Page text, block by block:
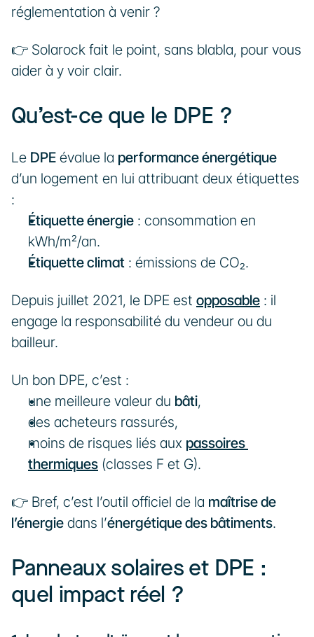
réglementation à venir ?
👉 Solarock fait le point, sans blabla, pour vous
aider à y voir clair.
Qu’est-ce que le DPE ?
Le DPE évalue la performance énergétique
d’un logement en lui attribuant deux étiquettes
:
Étiquette énergie : consommation en
kWh/m²/an.
Étiquette climat : émissions de CO₂.
Depuis juillet 2021, le DPE est opposable : il
engage la responsabilité du vendeur ou du
bailleur.
Un bon DPE, c’est :
une meilleure valeur du bâti,
des acheteurs rassurés,
moins de risques liés aux passoires
thermiques (classes F et G).
👉 Bref, c’est l’outil officiel de la maîtrise de
l’énergie dans l’énergétique des bâtiments.
Panneaux solaires et DPE :
quel impact réel ?